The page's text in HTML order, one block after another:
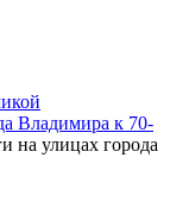
Владимира к 70-
на улицах города